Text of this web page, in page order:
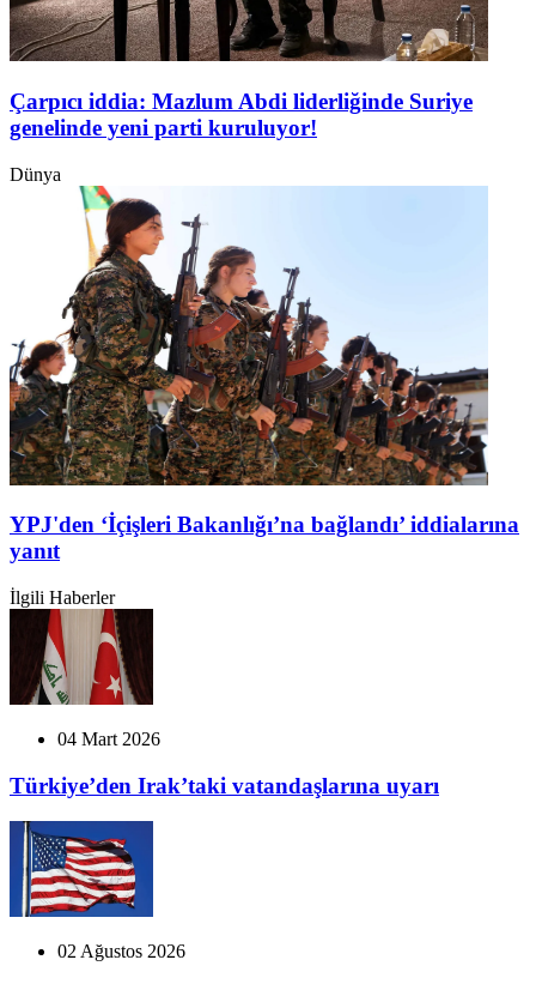
Çarpıcı iddia: Mazlum Abdi liderliğinde Suriye
genelinde yeni parti kuruluyor!
Dünya
YPJ'den ‘İçişleri Bakanlığı’na bağlandı’ iddialarına
yanıt
İlgili Haberler
04 Mart 2026
Türkiye’den Irak’taki vatandaşlarına uyarı
02 Ağustos 2026